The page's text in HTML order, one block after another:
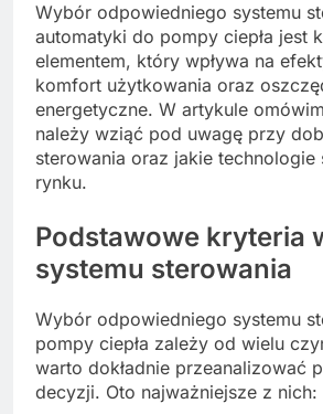
Wybór odpowiedniego systemu
automatyki do pompy ciepła jest
elementem, który wpływa na
komfort użytkowania oraz
energetyczne. W artykule
należy wziąć pod uwagę przy
sterowania oraz jakie technologie
rynku.
Podstawowe kryteria
systemu sterowania
Wybór odpowiedniego systemu
pompy ciepła zależy od wielu
warto dokładnie przeanalizować
decyzji. Oto najważniejsze z nich: